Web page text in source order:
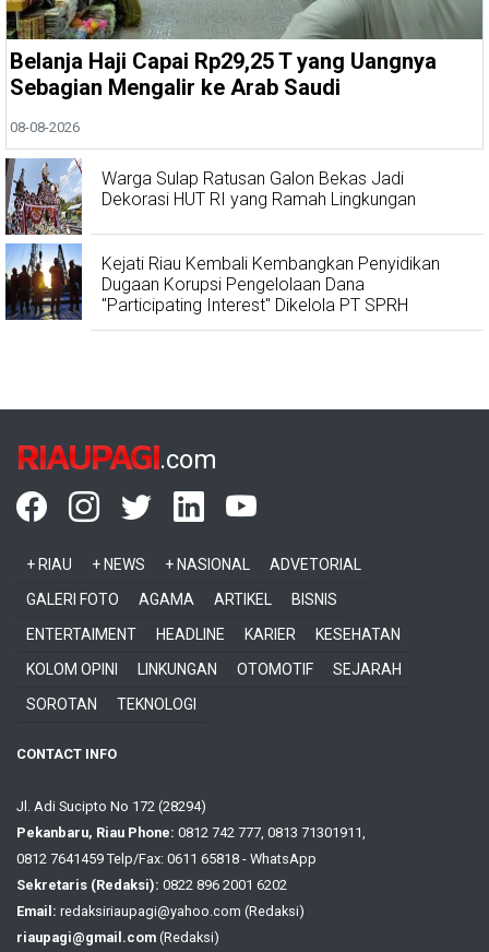
Belanja Haji Capai Rp29,25 T yang Uangnya
Sebagian Mengalir ke Arab Saudi
08-08-2026
Warga Sulap Ratusan Galon Bekas Jadi
Dekorasi HUT RI yang Ramah Lingkungan
Kejati Riau Kembali Kembangkan Penyidikan
Dugaan Korupsi Pengelolaan Dana
"Participating Interest" Dikelola PT SPRH
RIAUPAGI.com
+ RIAU + NEWS + NASIONAL
ADVETORIAL
GALERI FOTO
AGAMA ARTIKEL
BISNIS
ENTERTAIMENT
HEADLINE KARIER
KESEHATAN
KOLOM OPINI
LINKUNGAN OTOMOTIF
SEJARAH
SOROTAN
TEKNOLOGI
CONTACT INFO
Jl. Adi Sucipto No 172 (28294)
Pekanbaru, Riau Phone: 0812 742 777, 0813 71301911,
0812 7641459 Telp/Fax: 0611 65818 - WhatsApp
Sekretaris (Redaksi): 0822 896 2001 6202
Email: redaksiriaupagi@yahoo.com (Redaksi)
riaupagi@gmail.com (Redaksi)